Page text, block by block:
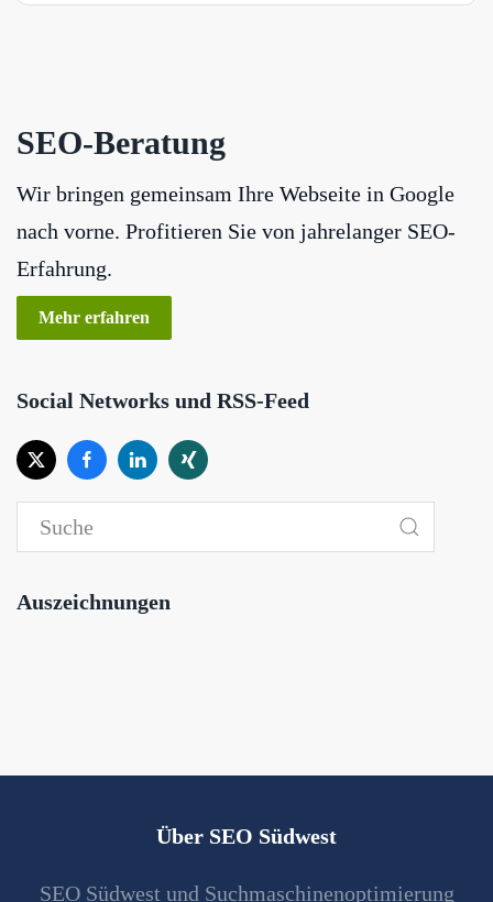
SEO-Beratung
Wir bringen gemeinsam Ihre Webseite in Google
nach vorne. Profitieren Sie von jahrelanger SEO-
Erfahrung.
Mehr erfahren
Social Networks und RSS-Feed
Auszeichnungen
Über SEO Südwest
SEO Südwest und Suchmaschinenoptimierung